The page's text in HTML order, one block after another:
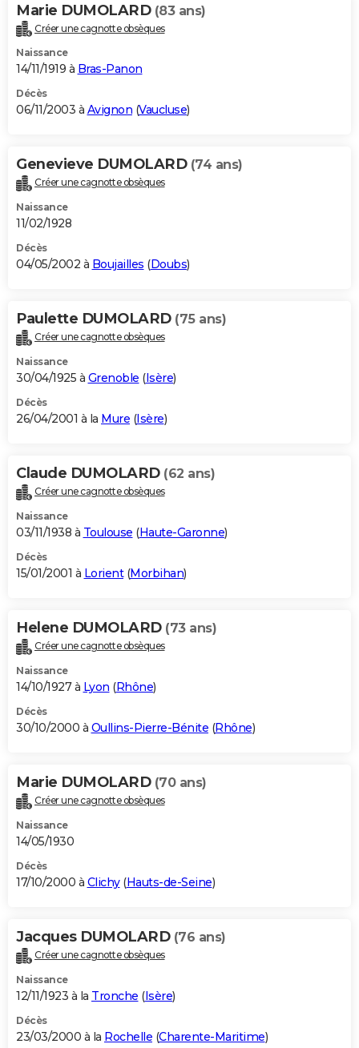
Marie DUMOLARD (83 ans)
Créer une cagnotte obsèques
Naissance
14/11/1919 à Bras-Panon
Décès
06/11/2003 à Avignon (Vaucluse)
Genevieve DUMOLARD (74 ans)
Créer une cagnotte obsèques
Naissance
11/02/1928
Décès
04/05/2002 à Boujailles (Doubs)
Paulette DUMOLARD (75 ans)
Créer une cagnotte obsèques
Naissance
30/04/1925 à Grenoble (Isère)
Décès
26/04/2001 à la Mure (Isère)
Claude DUMOLARD (62 ans)
Créer une cagnotte obsèques
Naissance
03/11/1938 à Toulouse (Haute-Garonne)
Décès
15/01/2001 à Lorient(Morbihan)
Helene DUMOLARD (73 ans)
Créer une cagnotte obsèques
Naissance
14/10/1927 à Lyon (Rhône)
Décès
30/10/2000 à Oullins-Pierre-Bénite (Rhône)
Marie DUMOLARD (70 ans)
Créer une cagnotte obsèques
Naissance
14/05/1930
Décès
17/10/2000 à Clichy(Hauts-de-Seine)
Jacques DUMOLARD (76 ans)
Créer une cagnotte obsèques
Naissance
12/11/1923 à la Tronche (Isère)
Décès
23/03/2000 à la Rochelle (Charente-Maritime)